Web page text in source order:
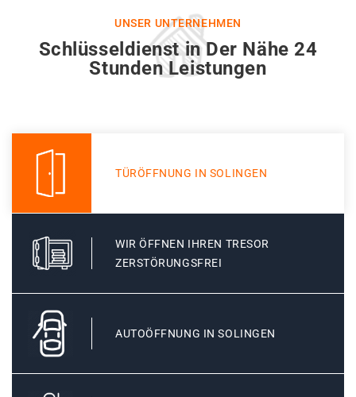
UNSER UNTERNEHMEN
Schlüsseldienst in Der Nähe 24
Stunden Leistungen
TÜRÖFFNUNG IN SOLINGEN
WIR ÖFFNEN IHREN TRESOR
ZERSTÖRUNGSFREI
AUTOÖFFNUNG IN SOLINGEN